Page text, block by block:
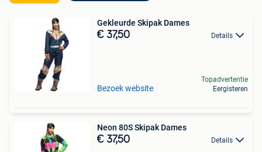
Gekleurde Skipak Dames
€ 37,50 Details
Bezoek website
Topadvertentie
Eergisteren
Neon 80S Skipak Dames
€ 37,50 Details